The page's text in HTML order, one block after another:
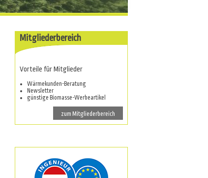
Mitgliederbereich
Vorteile für Mitglieder
Wärmekunden-Beratung
Newsletter
günstige Biomasse-Werbeartikel
zum Mitgliederbereich